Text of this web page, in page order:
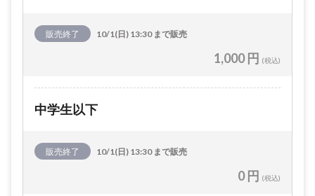
販売終了 10/1(日) 13:30 まで販売
1,000 円 (税込)
中学生以下
販売終了 10/1(日) 13:30 まで販売
0 円 (税込)